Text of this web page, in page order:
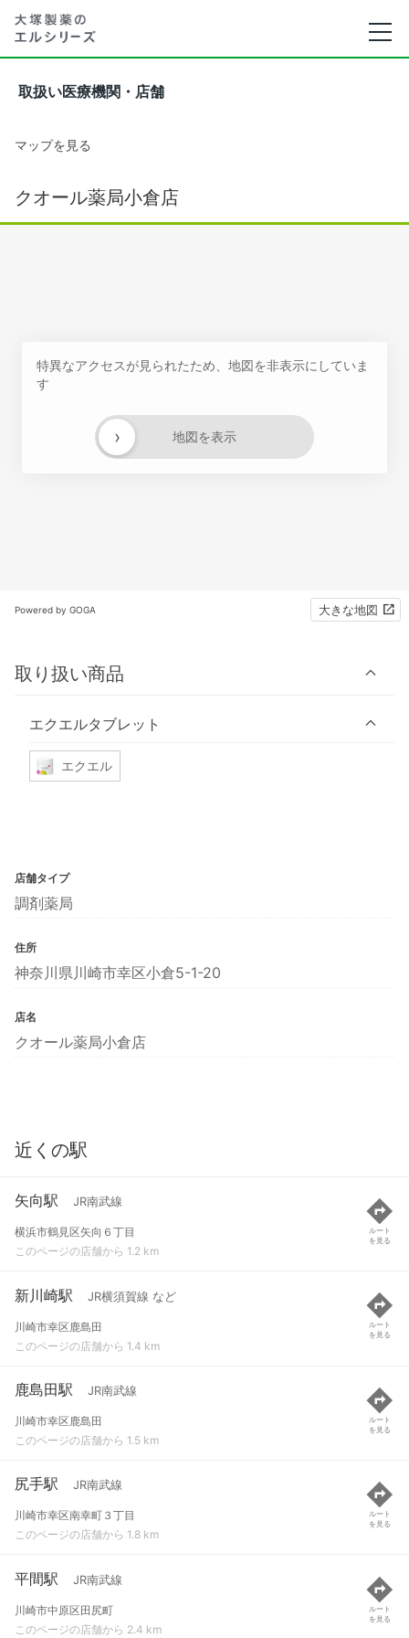
取扱い医療機関・店舗
マップを見る
クオール薬局小倉店
特異なアクセスが見られたため、地図を非表示にしていま
す
地図を表示
›
Powered by GOGA 大きな地図
取り扱い商品
エクエルタブレット
エクエル
店舗タイプ
調剤薬局
住所
神奈川県川崎市幸区小倉5-1-20
店名
クオール薬局小倉店
近くの駅
矢向駅 JR南武線
横浜市鶴見区矢向６丁目
このページの店舗から 1.2 km
ルート
を見る
新川崎駅 JR横須賀線 など
川崎市幸区鹿島田
このページの店舗から 1.4 km
ルート
を見る
鹿島田駅 JR南武線
川崎市幸区鹿島田
このページの店舗から 1.5 km
ルート
を見る
尻手駅 JR南武線
川崎市幸区南幸町３丁目
このページの店舗から 1.8 km
ルート
を見る
平間駅 JR南武線
川崎市中原区田尻町
このページの店舗から 2.4 km
ルート
を見る